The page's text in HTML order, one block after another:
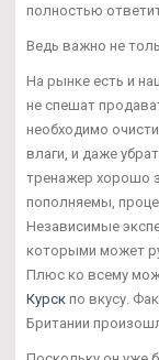
полностью
Ведь важно не
На рынке есть и
не спешат
необходимо
влаги, и даже
тренажер хорошо
пополняемы,
Независимые
которыми может
Плюс ко всему
Курск по вкусу.
Британии